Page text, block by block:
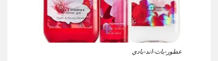
عطور-باث-اند-بادي